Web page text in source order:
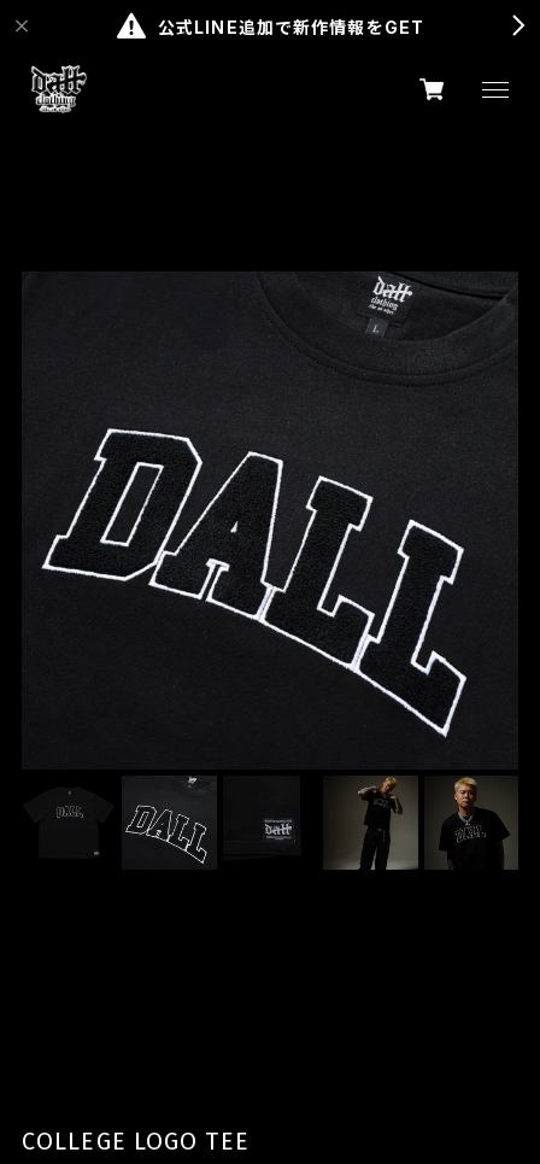
公式LINE追加で新作情報をGET
COLLEGE LOGO TEE